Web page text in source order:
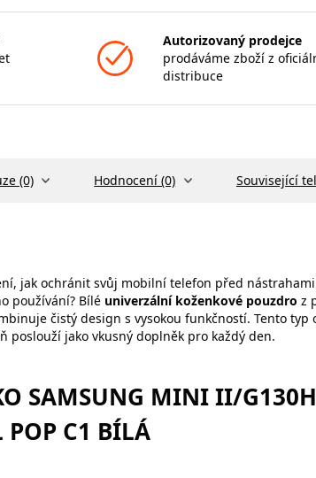
Autorizovaný prodejce
prodáváme zboží z
distribuce
(0) Hodnocení (0) Související
jak ochránit svůj mobilní telefon před
používání? Bílé univerzální koženkové pouzdro z
čistý design s vysokou funkčností. Tento
poslouží jako vkusný doplněk pro každý den.
SAMSUNG MINI II/
POP C1 BÍLÁ